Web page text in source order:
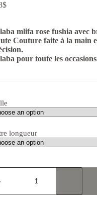
$
mlifa rose fushia avec
Couture faite à la main
pour toute les
longueur